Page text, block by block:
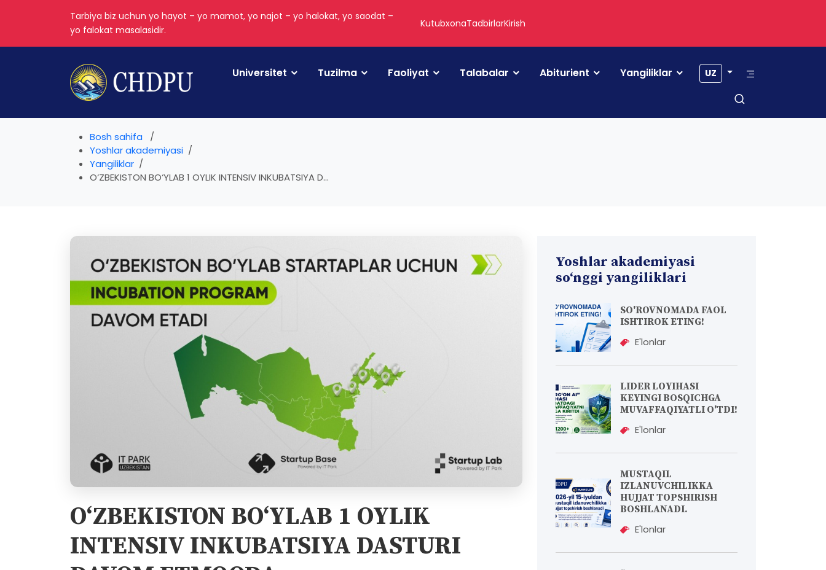
Tarbiya biz uchun yo hayot – yo mamot, yo najot – yo halokat, yo saodat –
yo falokat masalasidir.
KutubxonaTadbirlarKirish
Universitet Tuzilma Faoliyat Talabalar Abiturient Yangiliklar UZ
Bosh sahifa
Yoshlar akademiyasi
Yangiliklar
O‘ZBEKISTON BO‘YLAB 1 OYLIK INTENSIV INKUBATSIYA D...
O‘ZBEKISTON BO‘YLAB 1 OYLIK
INTENSIV INKUBATSIYA DASTURI
Yoshlar akademiyasi
so‘nggi yangiliklari
SO'ROVNOMADA FAOL
ISHTIROK ETING!
E'lonlar
LIDER LOYIHASI
KEYINGI BOSQICHGA
MUVAFFAQIYATLI O'TDI!
E'lonlar
MUSTAQIL
IZLANUVCHILIKKA
HUJJAT TOPSHIRISH
BOSHLANADI.
E'lonlar